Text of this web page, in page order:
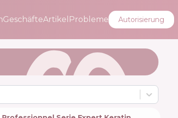
GeschäfteArtikel Probleme Autorisierung